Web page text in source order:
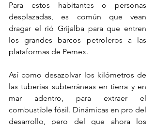
Para estos habitantes o personas
desplazadas, es común que vean
dragar el rió Grijalba para que entren
los grandes barcos petroleros a las
plataformas de Pemex.
Así como desazolvar los kilómetros de
las tuberías subterráneas en tierra y en
mar adentro, para extraer el
combustible fósil. Dinámicas en pro del
desarrollo, pero del que ahora los